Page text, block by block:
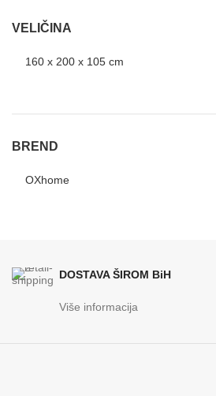
VELIČINA
160 x 200 x 105 cm
BREND
OXhome
DOSTAVA ŠIROM BiH
Više informacija